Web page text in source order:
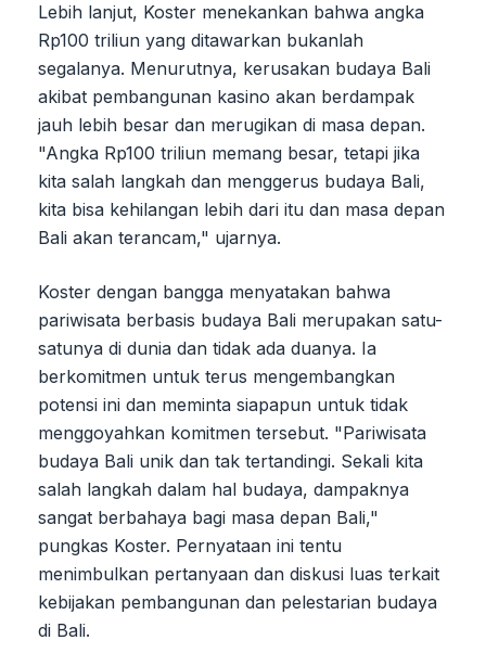
Lebih lanjut, Koster menekankan bahwa angka
Rp100 triliun yang ditawarkan bukanlah
segalanya. Menurutnya, kerusakan budaya Bali
akibat pembangunan kasino akan berdampak
jauh lebih besar dan merugikan di masa depan.
"Angka Rp100 triliun memang besar, tetapi jika
kita salah langkah dan menggerus budaya Bali,
kita bisa kehilangan lebih dari itu dan masa depan
Bali akan terancam," ujarnya.
Koster dengan bangga menyatakan bahwa
pariwisata berbasis budaya Bali merupakan satu-
satunya di dunia dan tidak ada duanya. Ia
berkomitmen untuk terus mengembangkan
potensi ini dan meminta siapapun untuk tidak
menggoyahkan komitmen tersebut. "Pariwisata
budaya Bali unik dan tak tertandingi. Sekali kita
salah langkah dalam hal budaya, dampaknya
sangat berbahaya bagi masa depan Bali,"
pungkas Koster. Pernyataan ini tentu
menimbulkan pertanyaan dan diskusi luas terkait
kebijakan pembangunan dan pelestarian budaya
di Bali.